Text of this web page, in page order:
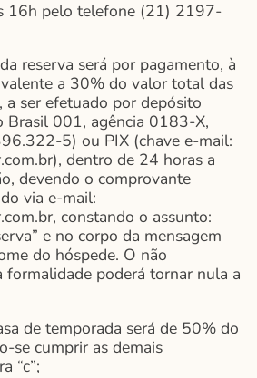
16h pelo telefone (21) 2197-
reserva será por pagamento, à
a 30% do valor total das
a ser efetuado por depósito
Brasil 001, agência 0183-X,
5) ou PIX (chave e-mail:
), dentro de 24 horas a
devendo o comprovante
via e-mail:
, constando o assunto:
e no corpo da mensagem
do hóspede. O não
formalidade poderá tornar nula a
de temporada será de 50% do
se cumprir as demais
“c”;